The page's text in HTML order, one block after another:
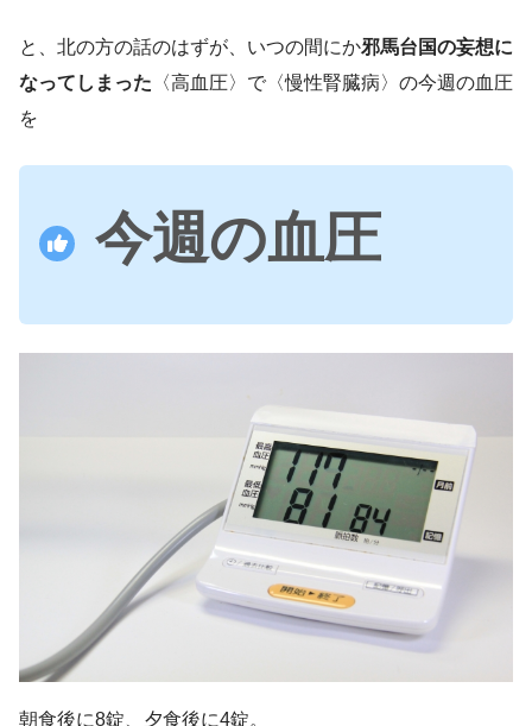
と、北の方の話のはずが、いつの間にか邪馬台国の妄想に
なってしまった 〈高血圧〉で〈慢性腎臓病〉の今週の血圧
を
今週の血圧
朝食後に8錠、夕食後に4錠。